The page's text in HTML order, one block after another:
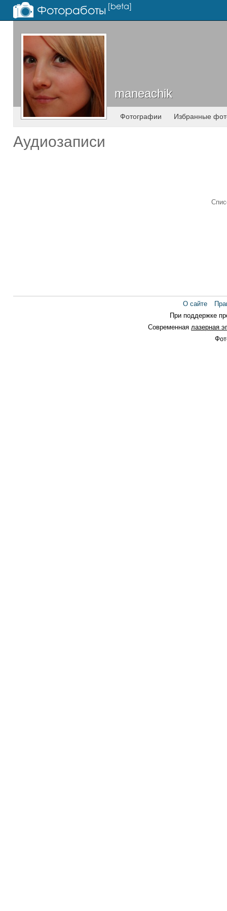
maneachik
maneachik
Фотографии Избранные
Аудиозаписи
О сайте
При поддержке
Современная лазерная